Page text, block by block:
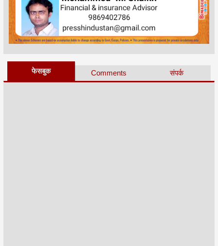
फेसबुक Comments संपर्क